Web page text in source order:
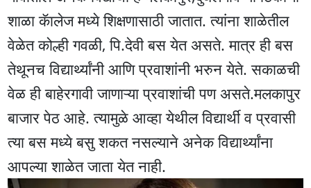
शाळा कॅालेज मध्ये शिक्षणासाठी जातात. त्यांना शाळेतील
वेळेत कोल्ही गवळी, पि.देवी बस येत असते. मात्र ही बस
तेथूनच विद्यार्थ्यांनी आणि प्रवाशांनी भरुन येते. सकाळची
वेळ ही बाहेरगावी जाणाऱ्या प्रवाशांची पण असते.मलकापुर
बाजार पेठ आहे. त्यामुळे आव्हा येथील विद्यार्थी व प्रवासी
त्या बस मध्ये बसु शकत नसल्याने अनेक विद्यार्थ्यांना
आपल्या शाळेत जाता येत नाही.